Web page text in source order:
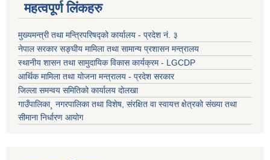
महत्वपूर्ण लिंकहरु
मुख्यमन्त्री तथा मन्त्रिपरिषद्को कार्यालय - प्रदेश नं. ३
नेपाल सरकार सङ्घीय मामिला तथा सामान्य प्रशासन मन्त्रालय
स्थानीय शासन तथा सामुदायिक विकास कार्यक्रम - LGCDP
आर्थिक मामिला तथा योजना मन्त्रालय - प्रदेश सरकार
जिल्ला समन्वय समितिको कार्यालय दोलखा
गाउँपालिका¸ नगरपालिका तथा विशेष, संरक्षित वा स्वायत्त क्षेत्रको संख्या तथा
सीमाना निर्धारण आयोग